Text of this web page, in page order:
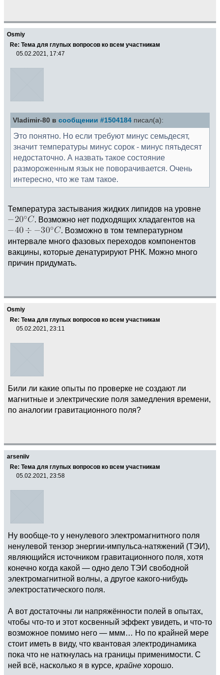
Osmiy
Re: Тема для глупых вопросов ко всем участникам
05.02.2021, 17:47
Vladimir-80 в сообщении #1504184 писал(а):
Это понятно. Но если требуют минус семьдесят,
значит температуры минус сорок - минус пятьдесят
недостаточно. А назвать такое состояние
размороженным язык не поворачивается. Очень
интересно, что же там такое.
Температура застывания жидких липидов на уровне
. Возможно нет подходящих хладагентов на
. Возможно в том температурном
интервале много фазовых переходов компонентов
вакцины, которые денатурируют РНК. Можно много
причин придумать.
Osmiy
Re: Тема для глупых вопросов ко всем участникам
05.02.2021, 23:11
Били ли какие опыты по проверке не создают ли
магнитные и электрические поля замедления времени,
по аналогии гравитационного поля?
arseniiv
Re: Тема для глупых вопросов ко всем участникам
05.02.2021, 23:58
Ну вообще-то у ненулевого электромагнитного поля
ненулевой тензор энергии-импульса-натяжений (ТЭИ),
являющийся источником гравитационного поля, хотя
конечно когда какой — одно дело ТЭИ свободной
электромагнитной волны, а другое какого-нибудь
электростатического поля.
А вот достаточны ли напряжённости полей в опытах,
чтобы что-то и этот косвенный эффект увидеть, и что-то
возможное помимо него — ммм… Но по крайней мере
стоит иметь в виду, что квантовая электродинамика
пока что не наткнулась на границы применимости. С
ней всё, насколько я в курсе, крайне хорошо.